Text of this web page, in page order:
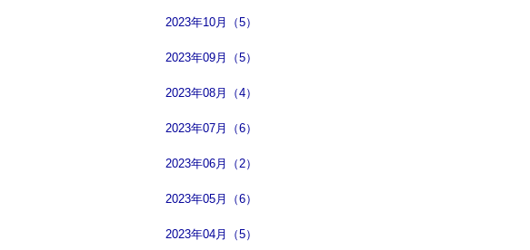
2023年10月（5）
2023年09月（5）
2023年08月（4）
2023年07月（6）
2023年06月（2）
2023年05月（6）
2023年04月（5）